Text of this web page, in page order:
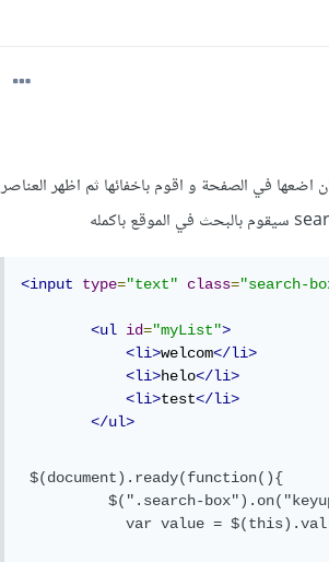
في الصفحة و اقوم باخفائها ثم اظهر العناصر
<input type="text" class="search-
<ul id="myList">
<li>welcom</li>
<li>helo</li>
<li>test</li>
</ul>
$(document).ready(function(){
$(".search-
var value =